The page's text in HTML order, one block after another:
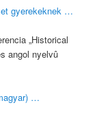
gyerekeknek …
„Historical
angol nyelvû
…